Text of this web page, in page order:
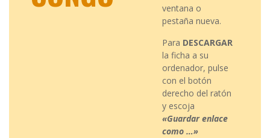
ventana o
pestaña nueva.
Para DESCARGAR
la ficha a su
ordenador, pulse
con el botón
derecho del ratón
y escoja
«Guardar enlace
como …»